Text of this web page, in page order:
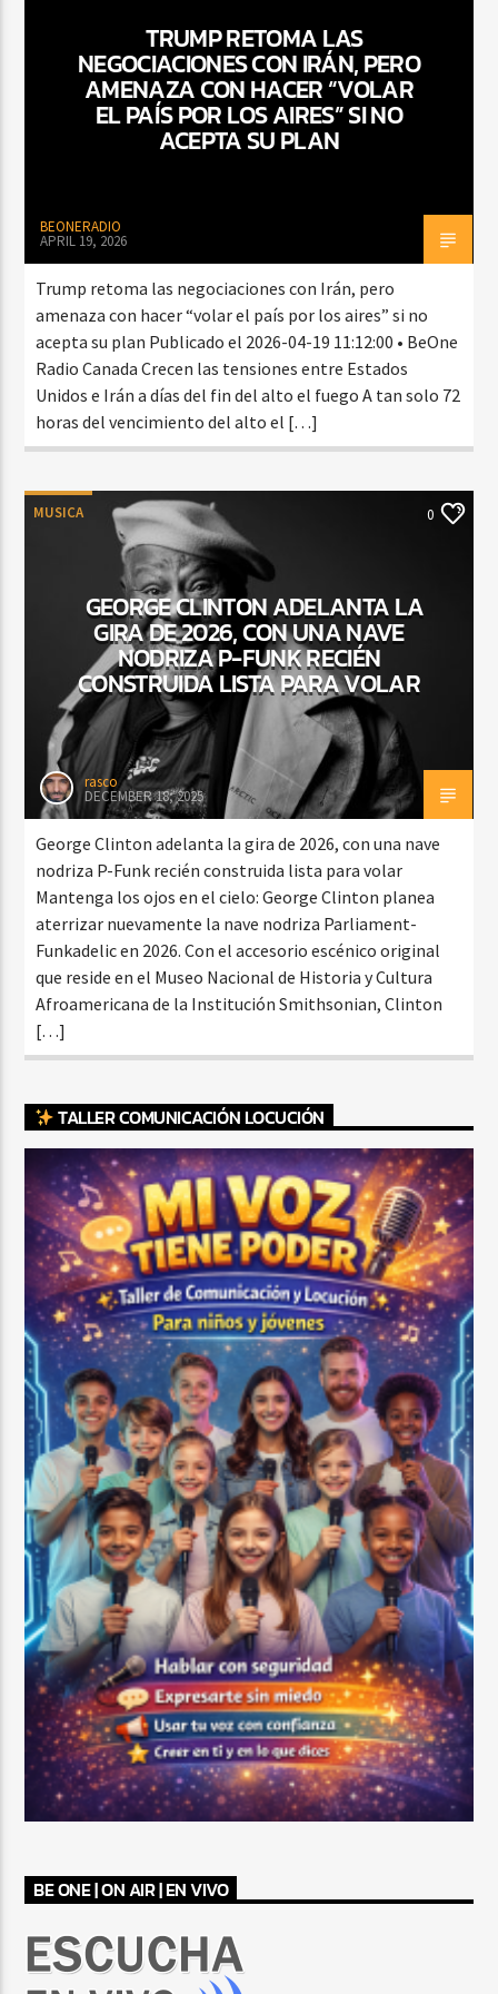
CURRENT SHOW
VIBRAS TROPICALES
2:00 AM 4:00 AM
TRUMP RETOMA LAS
NEGOCIACIONES CON IRÁN, PERO
AMENAZA CON HACER “VOLAR
EL PAÍS POR LOS AIRES” SI NO
ACEPTA SU PLAN
BEONERADIO
APRIL 19, 2026
Trump retoma las negociaciones con Irán, pero
amenaza con hacer “volar el país por los aires” si no
acepta su plan Publicado el 2026-04-19 11:12:00 • BeOne
Radio Canada Crecen las tensiones entre Estados
Unidos e Irán a días del fin del alto el fuego A tan solo 72
horas del vencimiento del alto el […]
MUSICA 0
GEORGE CLINTON ADELANTA LA
GIRA DE 2026, CON UNA NAVE
NODRIZA P-FUNK RECIÉN
CONSTRUIDA LISTA PARA VOLAR
rasco
DECEMBER 18, 2025
George Clinton adelanta la gira de 2026, con una nave
nodriza P-Funk recién construida lista para volar
Mantenga los ojos en el cielo: George Clinton planea
aterrizar nuevamente la nave nodriza Parliament-
Funkadelic en 2026. Con el accesorio escénico original
que reside en el Museo Nacional de Historia y Cultura
Afroamericana de la Institución Smithsonian, Clinton
[…]
TALLER COMUNICACIÓN LOCUCIÓN
BE ONE | ON AIR | EN VIVO